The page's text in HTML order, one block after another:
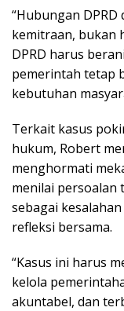
“Hubungan
kemitraan, bukan
DPRD harus
pemerintah tetap
kebutuhan
Terkait kasus
hukum, Robert
menghormati
menilai persoalan
sebagai
refleksi bersama.
“Kasus ini harus
kelola
akuntabel, dan